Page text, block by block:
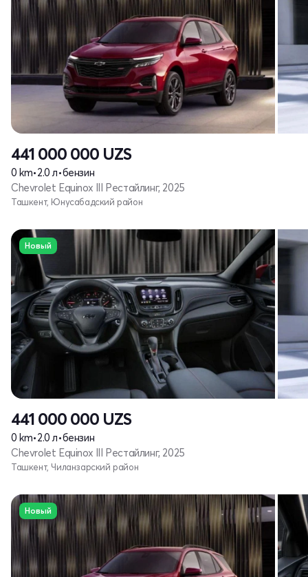
441 000 000 UZS
0 km•2.0 л•бензин
Chevrolet Equinox III Рестайлинг, 2025
Ташкент, Юнусабадский район
Новый
441 000 000 UZS
0 km•2.0 л•бензин
Chevrolet Equinox III Рестайлинг, 2025
Ташкент, Чиланзарский район
Новый